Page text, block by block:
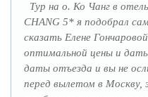
Тур на о. Ко Чанг в
CHANG 5* я подобрал
сказать Елене
оптимальной цены и
даты отъезда и вы не
перед вылетом в